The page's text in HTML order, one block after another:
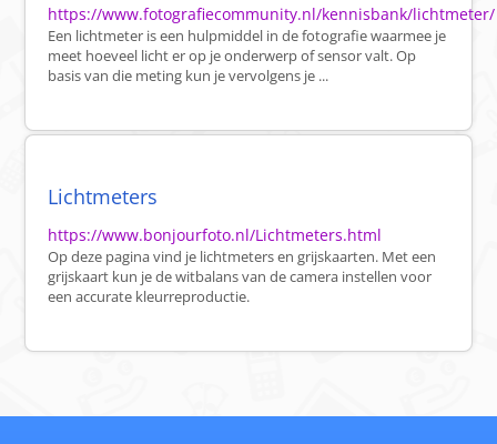
https://www.fotografiecommunity.nl/kennisbank/lichtmeter/
Een lichtmeter is een hulpmiddel in de fotografie waarmee je
meet hoeveel licht er op je onderwerp of sensor valt. Op
basis van die meting kun je vervolgens je ...
Lichtmeters
https://www.bonjourfoto.nl/Lichtmeters.html
Op deze pagina vind je lichtmeters en grijskaarten. Met een
grijskaart kun je de witbalans van de camera instellen voor
een accurate kleurreproductie.